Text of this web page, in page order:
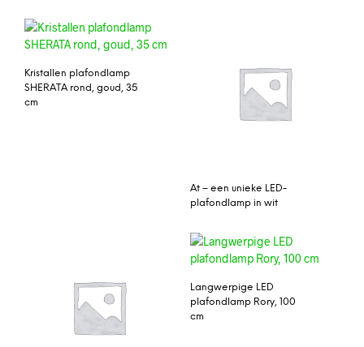
Kristallen plafondlamp
SHERATA rond, goud, 35
cm
At – een unieke LED-
plafondlamp in wit
Langwerpige LED
plafondlamp Rory, 100
cm